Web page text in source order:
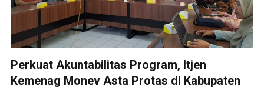
Perkuat Akuntabilitas Program, Itjen
Kemenag Monev Asta Protas di Kabupaten